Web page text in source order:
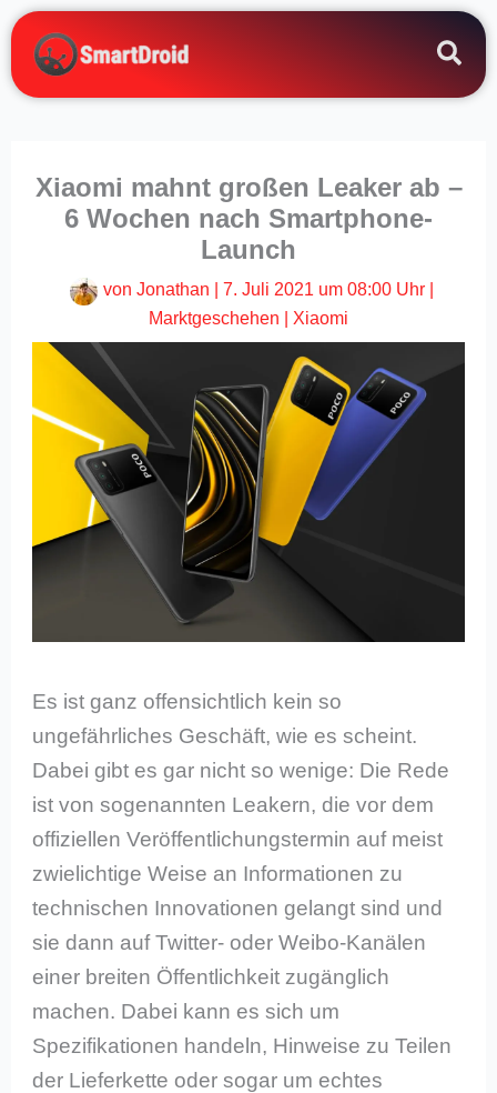
Zum
Inhalt
springen
Xiaomi mahnt großen Leaker ab –
6 Wochen nach Smartphone-
Launch
von Jonathan 7. Juli 2021 um 08:00 Uhr|
Marktgeschehen
Xiaomi
Es ist ganz offensichtlich kein so
ungefährliches Geschäft, wie es scheint.
Dabei gibt es gar nicht so wenige: Die Rede
ist von sogenannten Leakern, die vor dem
offiziellen Veröffentlichungstermin auf meist
zwielichtige Weise an Informationen zu
technischen Innovationen gelangt sind und
sie dann auf Twitter- oder Weibo-Kanälen
einer breiten Öffentlichkeit zugänglich
machen. Dabei kann es sich um
Spezifikationen handeln, Hinweise zu Teilen
der Lieferkette oder sogar um echtes